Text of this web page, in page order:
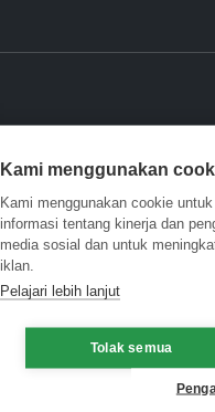
Kami menggunakan
Kami menggunakan cookie
informasi tentang kinerja dan
media sosial dan untuk
iklan.
Pelajari lebih lanjut
Tolak semua